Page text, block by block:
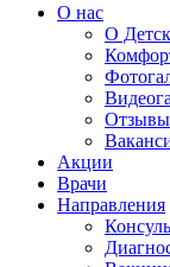
О нас
О
Отзывы
Акции
Врачи
Направления